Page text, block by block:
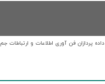
داده پردازان فن آوری اطلاعات و ارتباطات جم